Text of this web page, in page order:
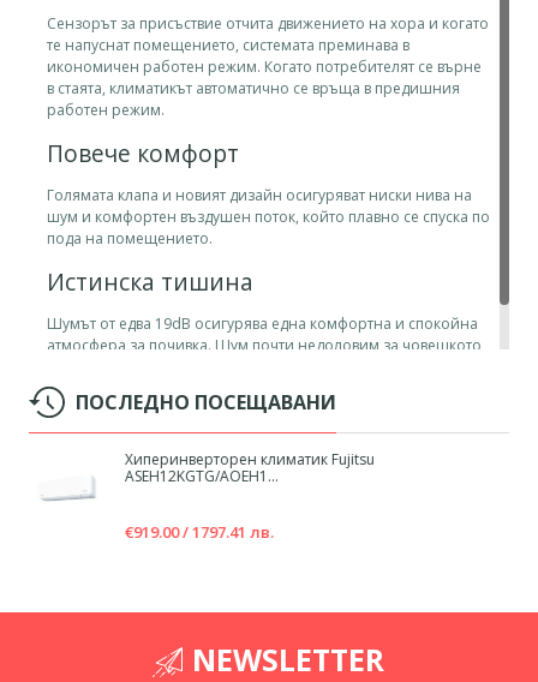
Сензорът за присъствие отчита движението на хора и когато
те напуснат помещението, системата преминава в
икономичен работен режим. Когато потребителят се върне
в стаята, климатикът автоматично се връща в предишния
работен режим.
Повече комфорт
Голямата клапа и новият дизайн осигуряват ниски нива на
шум и комфортен въздушен поток, който плавно се спуска по
пода на помещението.
Истинска тишина
Шумът от едва 19dB осигурява една комфортна и спокойна
атмосфера за почивка. Шум почти недоловим за човешкото
ПОСЛЕДНО ПОСЕЩАВАНИ
Хиперинверторен климатик Fujitsu
ASEH12KGTG/AOEH1...
€919.00 / 1797.41 лв.
NEWSLETTER